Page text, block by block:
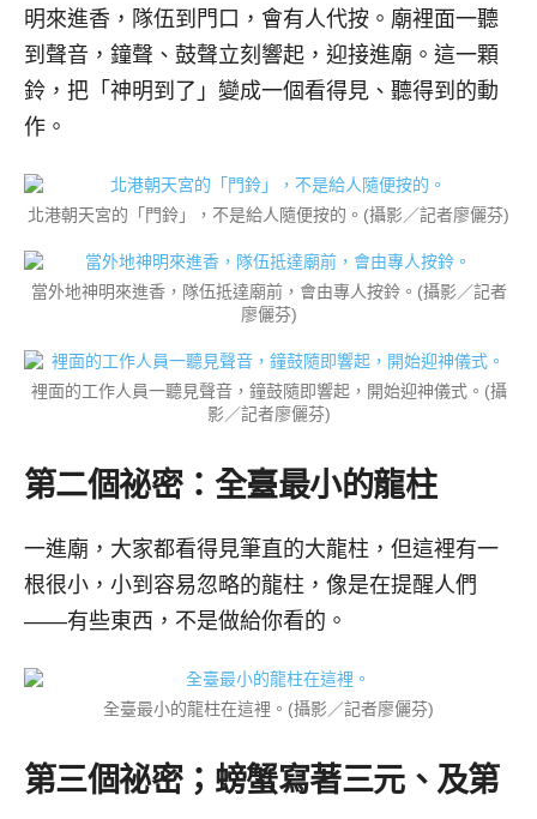
明來進香，隊伍到門口，會有人代按。廟裡面一聽
到聲音，鐘聲、鼓聲立刻響起，迎接進廟。這一顆
鈴，把「神明到了」變成一個看得見、聽得到的動
作。
北港朝天宮的「門鈴」，不是給人隨便按的。(攝影／記者廖儷芬)
當外地神明來進香，隊伍抵達廟前，會由專人按鈴。(攝影／記者
廖儷芬)
裡面的工作人員一聽見聲音，鐘鼓隨即響起，開始迎神儀式。(攝
影／記者廖儷芬)
第二個祕密：全臺最小的龍柱
一進廟，大家都看得見筆直的大龍柱，但這裡有一
根很小，小到容易忽略的龍柱，像是在提醒人們
——有些東西，不是做給你看的。
全臺最小的龍柱在這裡。(攝影／記者廖儷芬)
第三個祕密；螃蟹寫著三元、及第